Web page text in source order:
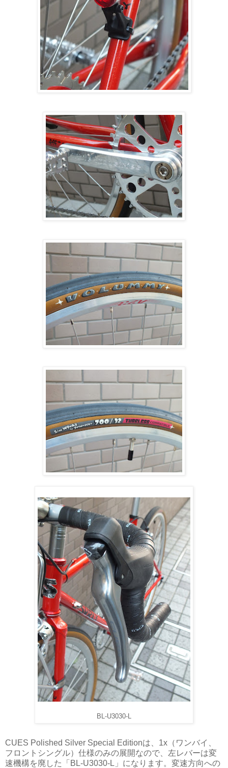
BL-U3030-L
CUES Polished Silver Special Editionは、1x（ワンバイ、
フロントシングル）仕様のみの展開なので、左レバーは変
速機構を廃した「BL-U3030-L」になります。変速方向への